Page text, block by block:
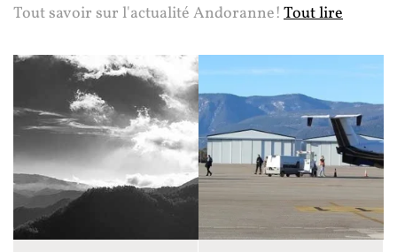
Tout savoir sur l'actualité Andoranne! Tout lire